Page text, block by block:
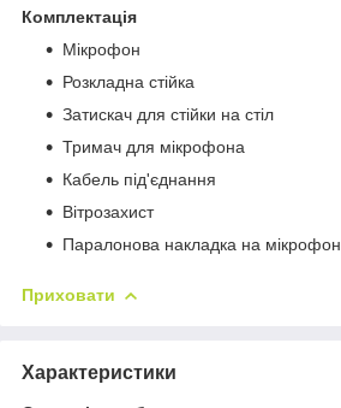
Комплектація
Мікрофон
Розкладна стійка
Затискач для стійки на стіл
Тримач для мікрофона
Кабель під'єднання
Вітрозахист
Паралонова накладка на мікрофон
Приховати
Характеристики